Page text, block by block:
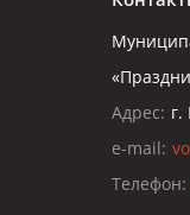
Адрес: г.
e-mail:
Телефон: